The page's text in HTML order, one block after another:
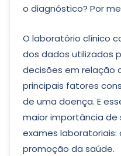
o diagnóstico? Por
O laboratório clínico
dos dados utilizados
decisões em relação
principais fatores
de uma doença. E
maior importância de
exames laboratoriais:
promoção da saúde.